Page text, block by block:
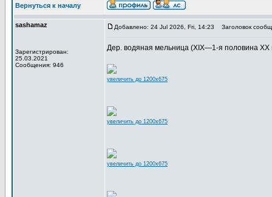
Вернуться к началу
sashamaz
Зарегистрирован:
25.03.2021
Сообщения: 946
Добавлено: 24 Jul 2026, Fri, 14:23 Заголовок
Дер. водяная мельница (XIX—1-я половина XX
увеличить до 1200x675
увеличить до 1200x675
увеличить до 1200x675